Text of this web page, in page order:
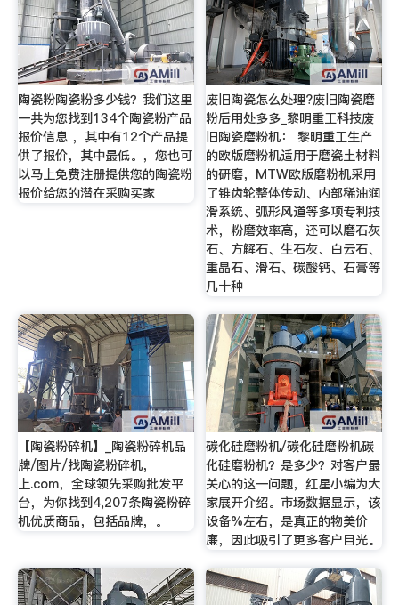
陶瓷粉陶瓷粉多少钱？我们这里
一共为您找到134个陶瓷粉产品
报价信息 ，其中有12个产品提
供了报价，其中最低。，您也可
以马上免费注册提供您的陶瓷粉
报价给您的潜在采购买家
废旧陶瓷怎么处理?废旧陶瓷磨
粉后用处多多_黎明重工科技废
旧陶瓷磨粉机： 黎明重工生产
的欧版磨粉机适用于磨瓷土材料
的研磨，MTW欧版磨粉机采用
了锥齿轮整体传动、内部稀油润
滑系统、弧形风道等多项专利技
术，粉磨效率高，还可以磨石灰
石、方解石、生石灰、白云石、
重晶石、滑石、碳酸钙、石膏等
几十种
【陶瓷粉碎机】_陶瓷粉碎机品
牌/图片/找陶瓷粉碎机，
上.com，全球领先采购批发平
台，为你找到4,207条陶瓷粉碎
机优质商品，包括品牌，。
碳化硅磨粉机/碳化硅磨粉机碳
化硅磨粉机？是多少？对客户最
关心的这一问题，红星小编为大
家展开介绍。市场数据显示，该
设备%左右，是真正的物美价
廉，因此吸引了更多客户目光。